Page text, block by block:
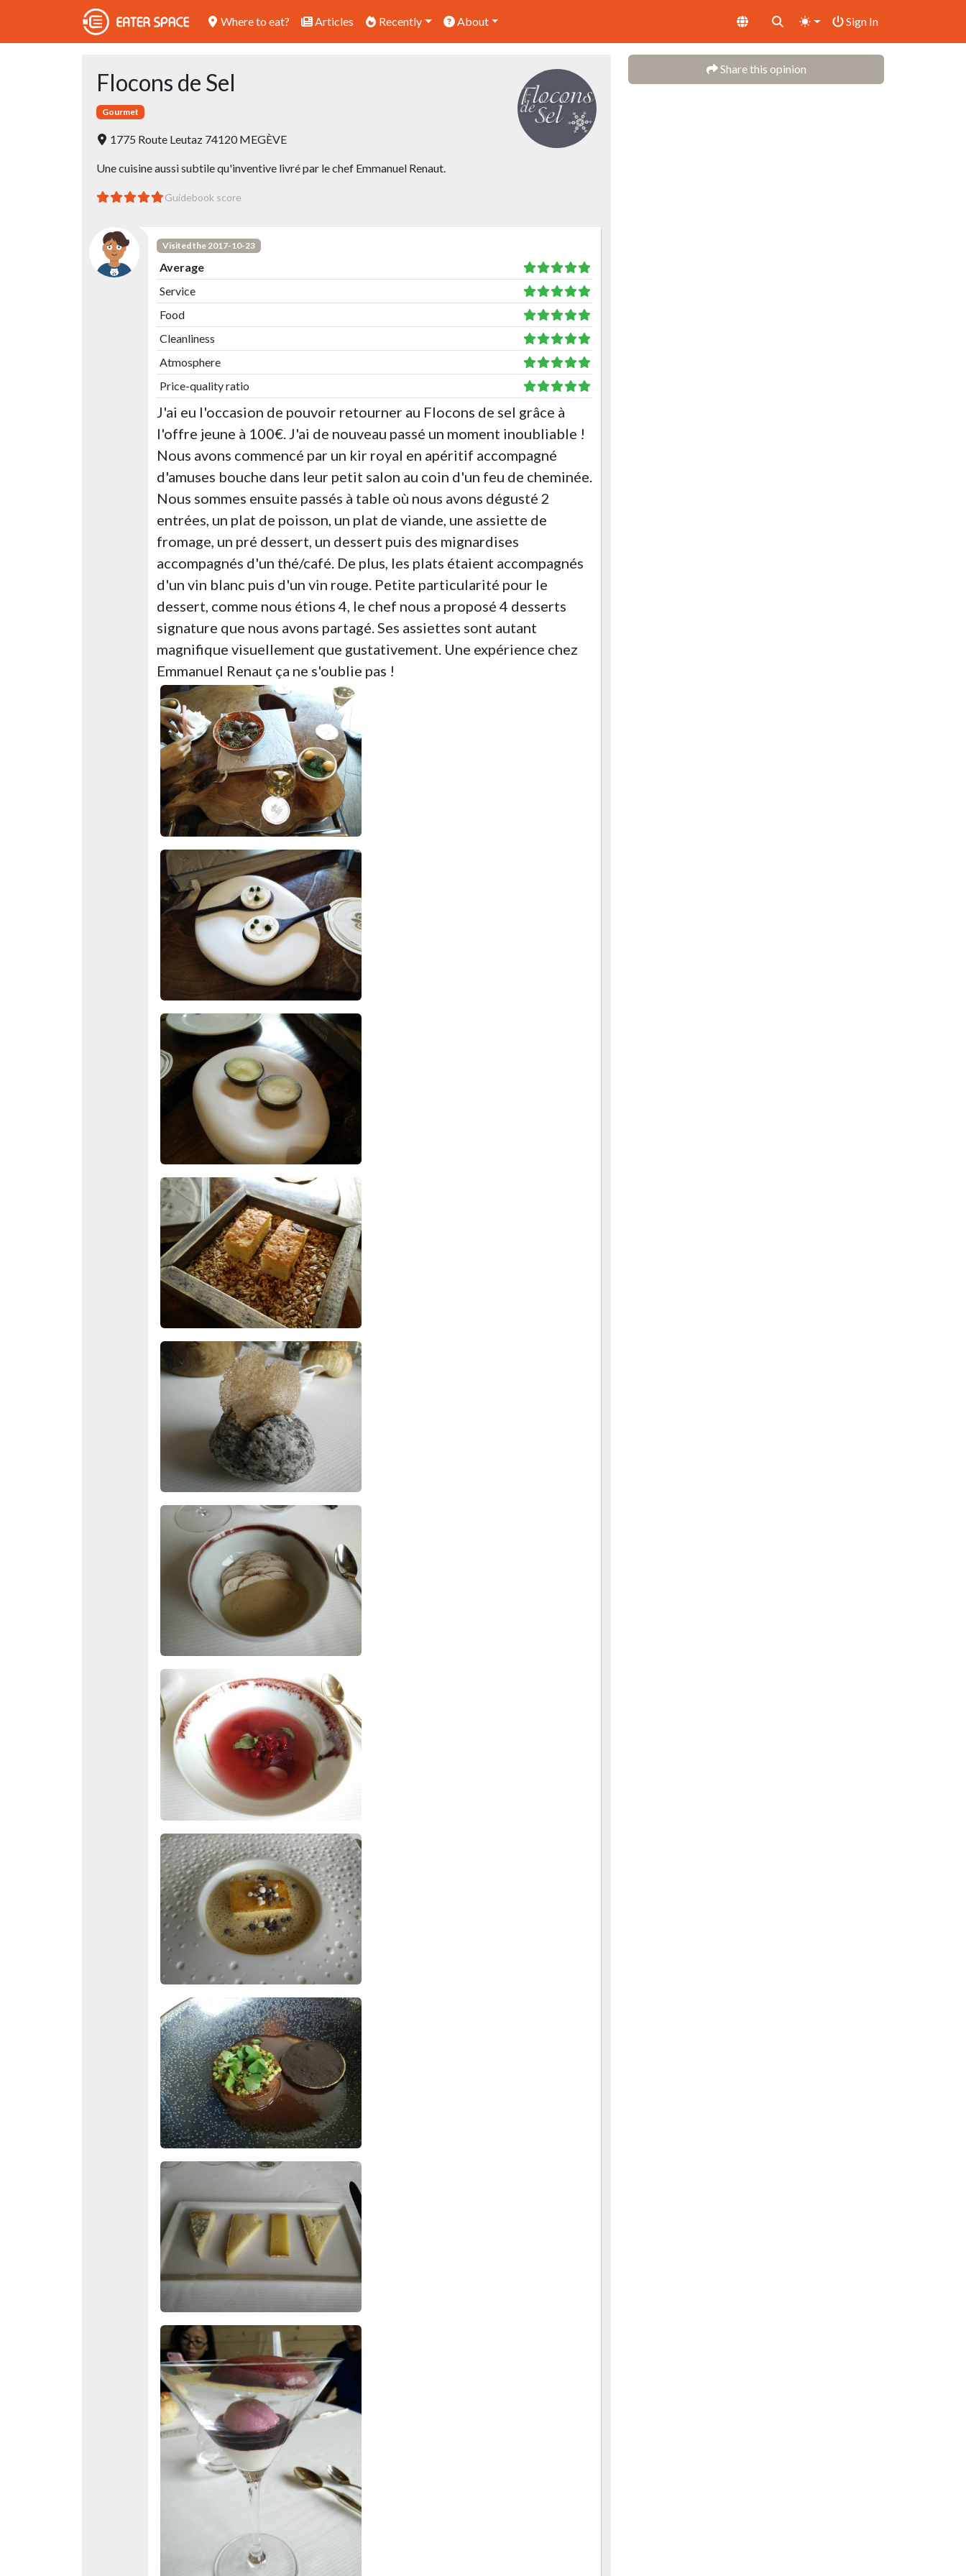
Where to eat? Articles Recently About Sign In
Share this opinion
Flocons de Sel
Gourmet
1775 Route Leutaz 74120 MEGÈVE
Une cuisine aussi subtile qu'inventive livré par le chef Emmanuel Renaut.
Guidebook score
Visited the 2017-10-23
Average
Service
Food
Cleanliness
Atmosphere
Price-quality ratio
J'ai eu l'occasion de pouvoir retourner au Flocons de sel grâce à
l'offre jeune à 100€. J'ai de nouveau passé un moment inoubliable !
Nous avons commencé par un kir royal en apéritif accompagné
d'amuses bouche dans leur petit salon au coin d'un feu de cheminée.
Nous sommes ensuite passés à table où nous avons dégusté 2
entrées, un plat de poisson, un plat de viande, une assiette de
fromage, un pré dessert, un dessert puis des mignardises
accompagnés d'un thé/café. De plus, les plats étaient accompagnés
d'un vin blanc puis d'un vin rouge. Petite particularité pour le
dessert, comme nous étions 4, le chef nous a proposé 4 desserts
signature que nous avons partagé. Ses assiettes sont autant
magnifique visuellement que gustativement. Une expérience chez
Emmanuel Renaut ça ne s'oublie pas !